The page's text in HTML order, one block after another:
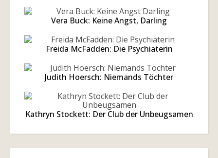
Vera Buck: Keine Angst, Darling
Freida McFadden: Die Psychiaterin
Judith Hoersch: Niemands Töchter
Kathryn Stockett: Der Club der Unbeugsamen